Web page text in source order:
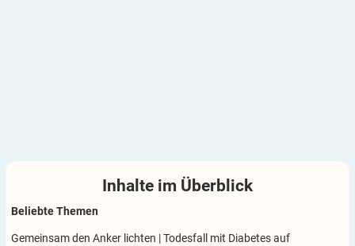
Inhalte im Überblick
Beliebte Themen
Gemeinsam den Anker lichten |Todesfall mit Diabetes auf